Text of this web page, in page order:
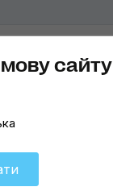
сайту